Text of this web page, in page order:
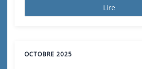
Lire
OCTOBRE 2025